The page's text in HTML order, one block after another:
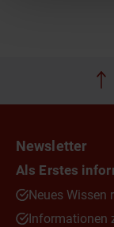
Newsletter
Als Erstes
Neues Wissen
Informationen